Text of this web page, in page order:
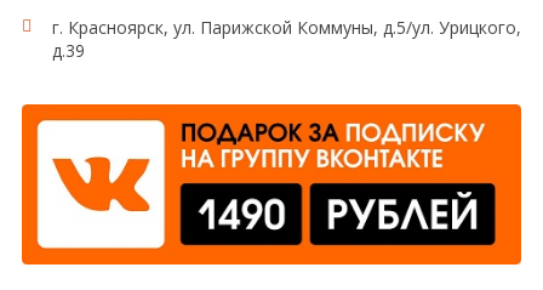
г. Красноярск, ул. Парижской Коммуны, д.5/ул. Урицкого,
д.39